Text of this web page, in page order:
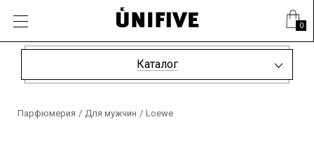
0
Каталог
Парфюмерия / Для мужчин / Loewe